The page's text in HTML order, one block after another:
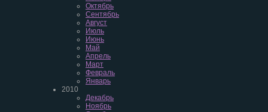
Октябрь
Сентябрь
Август
Июль
Июнь
Май
Апрель
Март
Февраль
Январь
2010
Декабрь
Ноябрь